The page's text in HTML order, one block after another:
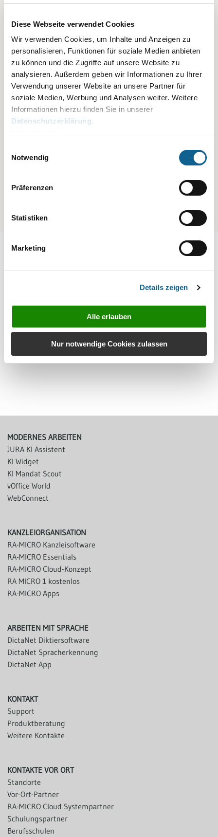
Diese Webseite verwendet Cookies
Wir verwenden Cookies, um Inhalte und Anzeigen zu
personalisieren, Funktionen für soziale Medien anbieten
zu können und die Zugriffe auf unsere Website zu
analysieren. Außerdem geben wir Informationen zu Ihrer
Verwendung unserer Website an unsere Partner für
soziale Medien, Werbung und Analysen weiter. Weitere
Informationen hierzu finden Sie in unserer
Datenschutzerklärung.
Notwendig
Präferenzen
Statistiken
Marketing
Details zeigen
Alle erlauben
Nur notwendige Cookies zulassen
Sie alle Aufgaben des anwaltlichen Alltags
ebenso wie das Arbeiten im Homeoffice.
Erforderlich ist lediglich eine kostenlose
Registrierung im RA-MICRO Online Store.
Für die Testphase erhalten Sie den vollen RA-
MICRO Anwendersupport kostenlos.
Erfahren Sie mehr über den kompletten
Leistungsumfang von RA‑MICRO
Kanzleisoftware
MODERNES ARBEITEN
JURA KI Assistent
KI Widget
KI Mandat Scout
vOffice World
WebConnect
KANZLEIORGANISATION
RA-MICRO Kanzleisoftware
RA-MICRO Essentials
RA-MICRO Cloud-Konzept
RA MICRO 1 kostenlos
RA-MICRO Apps
ARBEITEN MIT SPRACHE
DictaNet Diktiersoftware
DictaNet Spracherkennung
DictaNet App
KONTAKT
Support
Produktberatung
Weitere Kontakte
KONTAKTE VOR ORT
Standorte
Vor-Ort-Partner
RA-MICRO Cloud Systempartner
Schulungspartner
Berufsschulen